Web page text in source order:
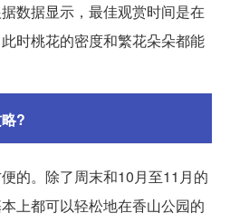
数据显示，最佳观赏时间是在
时桃花的密度和繁花朵朵都能
?
的。除了周末和10月至11月的
上都可以轻松地在香山公园的